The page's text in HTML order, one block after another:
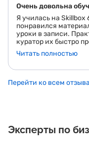
Очень довольна
Я училась на
понравился
уроки в записи.
куратор их быстро
Читать полностью
Перейти ко всем
Эксперты по